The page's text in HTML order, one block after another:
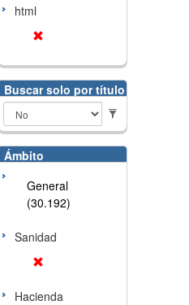
html
Buscar solo por título
Ámbito
General
(30.192)
Sanidad
Hacienda